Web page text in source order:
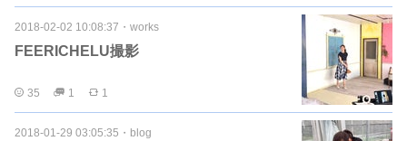
2018-02-02 10:08:37 ・ works
FEERICHELU撮影
35 1 1
2018-01-29 03:05:35 ・ blog